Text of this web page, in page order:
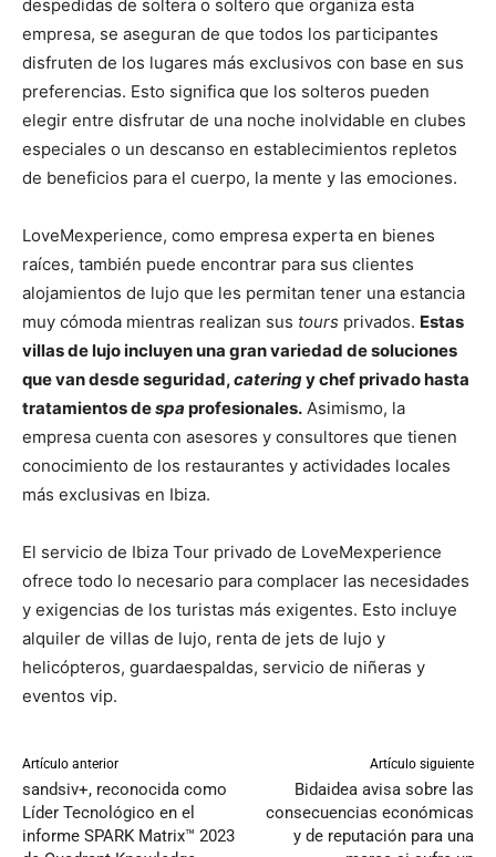
despedidas de soltera o soltero que organiza esta
empresa, se aseguran de que todos los participantes
disfruten de los lugares más exclusivos con base en sus
preferencias. Esto significa que los solteros pueden
elegir entre disfrutar de una noche inolvidable en clubes
especiales o un descanso en establecimientos repletos
de beneficios para el cuerpo, la mente y las emociones.
LoveMexperience, como empresa experta en bienes
raíces, también puede encontrar para sus clientes
alojamientos de lujo que les permitan tener una estancia
muy cómoda mientras realizan sus tours privados. Estas
villas de lujo incluyen una gran variedad de soluciones
que van desde seguridad,cateringy chef privado hasta
tratamientos despa profesionales. Asimismo, la
empresa cuenta con asesores y consultores que tienen
conocimiento de los restaurantes y actividades locales
más exclusivas en Ibiza.
El servicio de Ibiza Tour privado de LoveMexperience
ofrece todo lo necesario para complacer las necesidades
y exigencias de los turistas más exigentes. Esto incluye
alquiler de villas de lujo, renta de jets de lujo y
helicópteros, guardaespaldas, servicio de niñeras y
eventos vip.
Artículo anterior
sandsiv+, reconocida como
Líder Tecnológico en el
informe SPARK Matrix™ 2023
Artículo siguiente
Bidaidea avisa sobre las
consecuencias económicas
y de reputación para una